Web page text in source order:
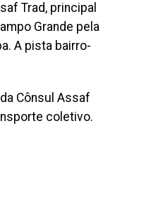
Trad, principal
Grande pela
A pista bairro-
Cônsul Assaf
coletivo.